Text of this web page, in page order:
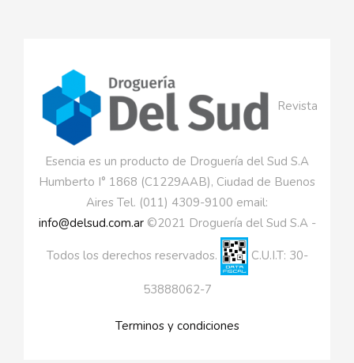
Revista
Esencia es un producto de Droguería del Sud S.A
Humberto I° 1868 (C1229AAB), Ciudad de Buenos
Aires Tel. (011) 4309-9100 email:
info@delsud.com.ar©2021 Droguería del Sud S.A -
Todos los derechos reservados. C.U.I.T: 30-
53888062-7
Terminos y condiciones